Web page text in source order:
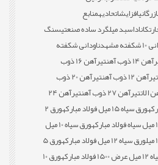
افزایشاتحادیهمنابع
کاناداسبد میلگرد ساده صنعتیسنگ
مشهد
ناودانی شکفته
14 ذوب آهن
تیرآهن 16 ذوب
تیرآهن 12 ذوب آهن
تیرآهن 20 ذوب
الاتتیرآهن 27 ذوب آهن
تیرآهن 24
ورق سیاه 15 میل فولاد مبارکه
ورق 2
ورق سیاه 10 میل
ورق سیاه 12 میل فولاد مبارکه
ورق 5
مبارکه
ورق 10